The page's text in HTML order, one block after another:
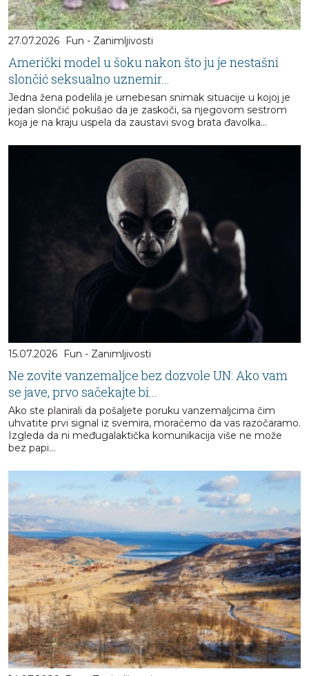
27.07.2026 Fun - Zanimljivosti
Američki model u šoku nakon što ju je nestašni
slončić seksualno uznemir...
Jedna žena podelila je urnebesan snimak situacije u kojoj je
jedan slončić pokušao da je zaskoči, sa njegovom sestrom
koja je na kraju uspela da zaustavi svog brata đavolka...
15.07.2026 Fun - Zanimljivosti
Ne zovite vanzemaljce bez dozvole UN: Ako vam
se jave, prvo sačekajte bi...
Ako ste planirali da pošaljete poruku vanzemaljcima čim
uhvatite prvi signal iz svemira, moraćemo da vas razočaramo.
Izgleda da ni međugalaktička komunikacija više ne može
bez papi...